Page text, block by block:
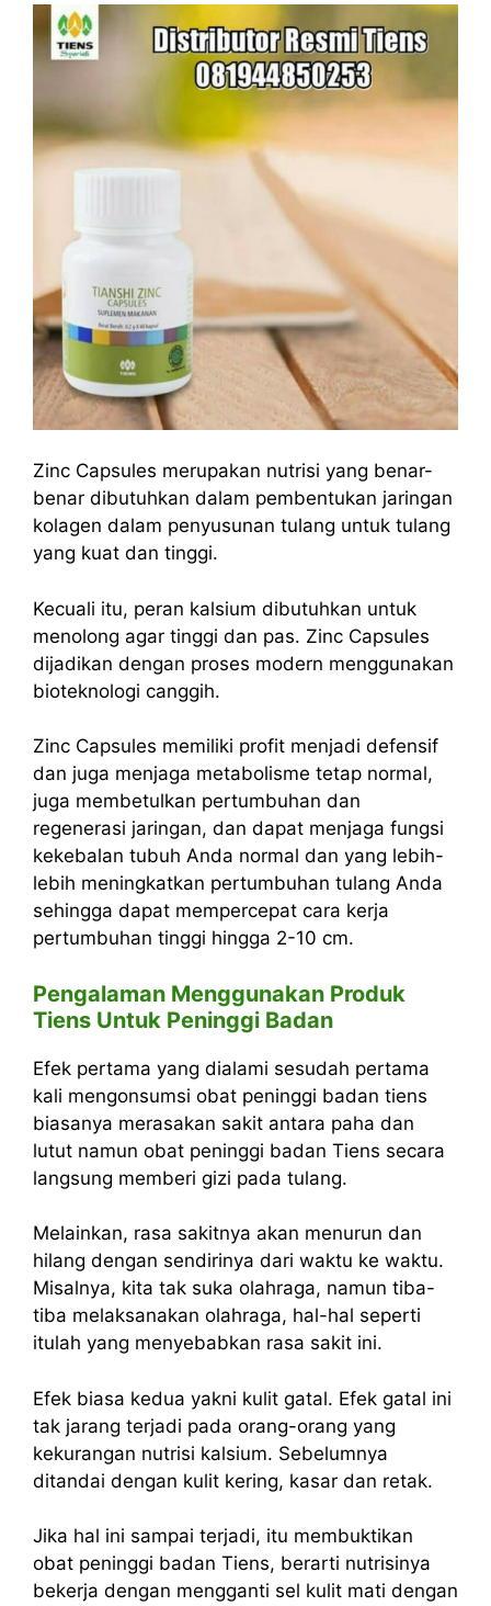
Zinc Capsules merupakan nutrisi yang benar-
benar dibutuhkan dalam pembentukan jaringan
kolagen dalam penyusunan tulang untuk tulang
yang kuat dan tinggi.
Kecuali itu, peran kalsium dibutuhkan untuk
menolong agar tinggi dan pas. Zinc Capsules
dijadikan dengan proses modern menggunakan
bioteknologi canggih.
Zinc Capsules memiliki profit menjadi defensif
dan juga menjaga metabolisme tetap normal,
juga membetulkan pertumbuhan dan
regenerasi jaringan, dan dapat menjaga fungsi
kekebalan tubuh Anda normal dan yang lebih-
lebih meningkatkan pertumbuhan tulang Anda
sehingga dapat mempercepat cara kerja
pertumbuhan tinggi hingga 2-10 cm.
Pengalaman Menggunakan Produk
Tiens Untuk Peninggi Badan
Efek pertama yang dialami sesudah pertama
kali mengonsumsi obat peninggi badan tiens
biasanya merasakan sakit antara paha dan
lutut namun obat peninggi badan Tiens secara
langsung memberi gizi pada tulang.
Melainkan, rasa sakitnya akan menurun dan
hilang dengan sendirinya dari waktu ke waktu.
Misalnya, kita tak suka olahraga, namun tiba-
tiba melaksanakan olahraga, hal-hal seperti
itulah yang menyebabkan rasa sakit ini.
Efek biasa kedua yakni kulit gatal. Efek gatal ini
tak jarang terjadi pada orang-orang yang
kekurangan nutrisi kalsium. Sebelumnya
ditandai dengan kulit kering, kasar dan retak.
Jika hal ini sampai terjadi, itu membuktikan
obat peninggi badan Tiens, berarti nutrisinya
bekerja dengan mengganti sel kulit mati dengan